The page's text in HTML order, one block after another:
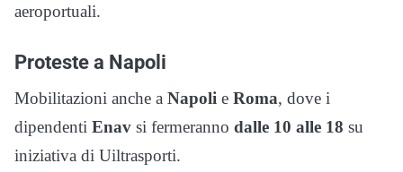
aeroportuali.
Proteste a Napoli
Mobilitazioni anche a Napoli e Roma, dove i
dipendenti Enav si fermeranno dalle 10 alle 18 su
iniziativa di Uiltrasporti.